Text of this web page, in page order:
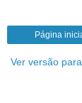
Página
Ver versão